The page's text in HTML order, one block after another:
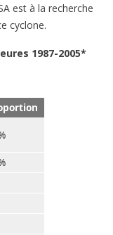
est à la recherche
cyclone.
1987-2005*